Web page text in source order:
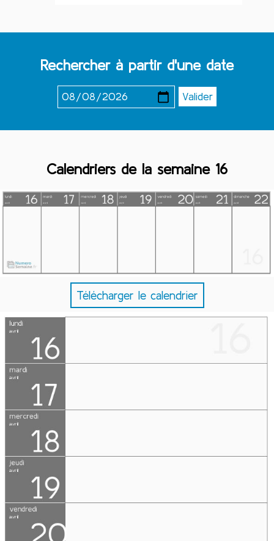
Rechercher à partir d'une date
Calendriers de la semaine 16
Télécharger le calendrier